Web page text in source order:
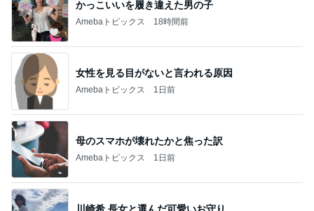
かっこいいを履き違えた男の子
Amebaトピックス 18時間前
女性を見る目がないと言われる原因
Amebaトピックス 1日前
母のスマホが壊れたかと焦った訳
Amebaトピックス 1日前
川崎希 長女と選んだ可愛いお守り